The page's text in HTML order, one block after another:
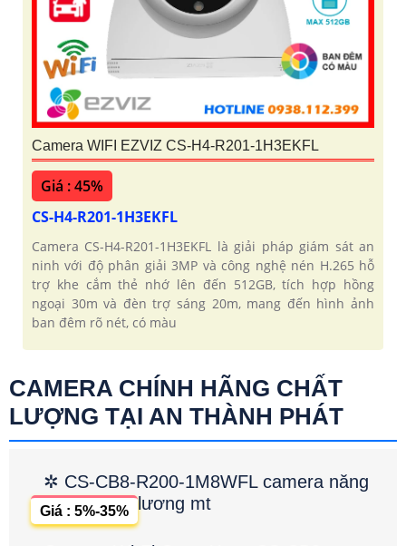
Camera WIFI EZVIZ CS-H4-R201-1H3EKFL
Giá : 45%
CS-H4-R201-1H3EKFL
Camera CS-H4-R201-1H3EKFL là giải pháp giám sát an
ninh với độ phân giải 3MP và công nghệ nén H.265 hỗ
trợ khe cắm thẻ nhớ lên đến 512GB, tích hợp hồng
ngoại 30m và đèn trợ sáng 20m, mang đến hình ảnh
ban đêm rõ nét, có màu
CAMERA CHÍNH HÃNG CHẤT
LƯỢNG TẠI AN THÀNH PHÁT
✲ CS-CB8-R200-1M8WFL camera năng
lương mt
Giá : 5%-35%